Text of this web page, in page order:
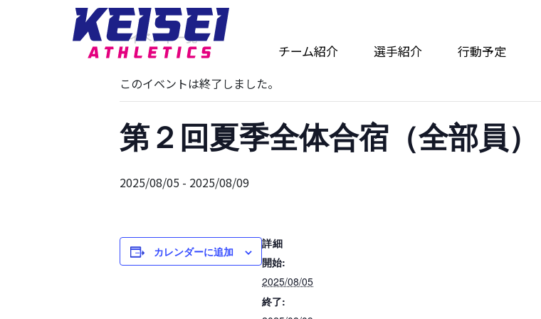
チーム紹介 選手紹介 行動予定
« イベント一覧
このイベントは終了しました。
第２回夏季全体合宿（全部員）
2025/08/05 - 2025/08/09
カレンダーに追加
詳細
開始:
2025/08/05
終了: